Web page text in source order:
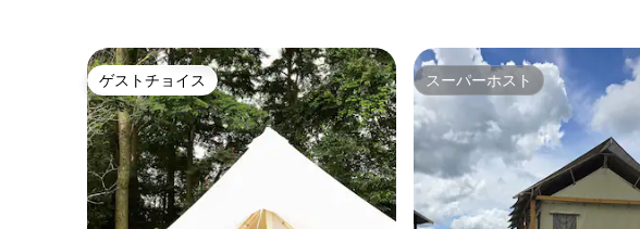
ゲストチョイス
ゲストチョイス スーパーホスト
スーパーホスト